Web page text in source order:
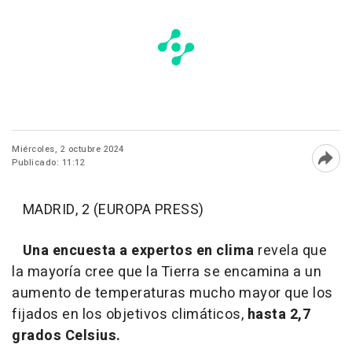
Miércoles, 2 octubre 2024
Publicado: 11:12
MADRID, 2 (EUROPA PRESS)
Una encuesta a expertos en clima revela que
la mayoría cree que la Tierra se encamina a un
aumento de temperaturas mucho mayor que los
fijados en los objetivos climáticos, hasta 2,7
grados Celsius.